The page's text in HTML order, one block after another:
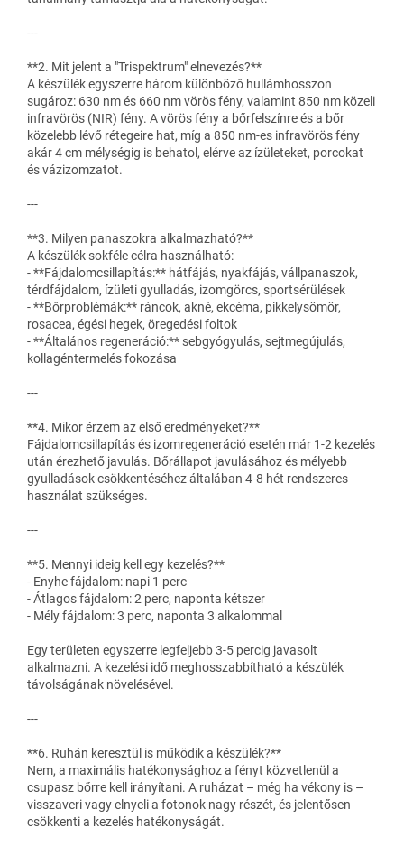
---
**2. Mit jelent a "Trispektrum" elnevezés?**
A készülék egyszerre három különböző hullámhosszon
sugároz: 630 nm és 660 nm vörös fény, valamint 850 nm közeli
infravörös (NIR) fény. A vörös fény a bőrfelszínre és a bőr
közelebb lévő rétegeire hat, míg a 850 nm-es infravörös fény
akár 4 cm mélységig is behatol, elérve az ízületeket, porcokat
és vázizomzatot.
---
**3. Milyen panaszokra alkalmazható?**
A készülék sokféle célra használható:
- **Fájdalomcsillapítás:** hátfájás, nyakfájás, vállpanaszok,
térdfájdalom, ízületi gyulladás, izomgörcs, sportsérülések
- **Bőrproblémák:** ráncok, akné, ekcéma, pikkelysömör,
rosacea, égési hegek, öregedési foltok
- **Általános regeneráció:** sebgyógyulás, sejtmegújulás,
kollagéntermelés fokozása
---
**4. Mikor érzem az első eredményeket?**
Fájdalomcsillapítás és izomregeneráció esetén már 1-2 kezelés
után érezhető javulás. Bőrállapot javulásához és mélyebb
gyulladások csökkentéséhez általában 4-8 hét rendszeres
használat szükséges.
---
**5. Mennyi ideig kell egy kezelés?**
- Enyhe fájdalom: napi 1 perc
- Átlagos fájdalom: 2 perc, naponta kétszer
- Mély fájdalom: 3 perc, naponta 3 alkalommal
Egy területen egyszerre legfeljebb 3-5 percig javasolt
alkalmazni. A kezelési idő meghosszabbítható a készülék
távolságának növelésével.
---
**6. Ruhán keresztül is működik a készülék?**
Nem, a maximális hatékonysághoz a fényt közvetlenül a
csupasz bőrre kell irányítani. A ruházat – még ha vékony is –
visszaveri vagy elnyeli a fotonok nagy részét, és jelentősen
csökkenti a kezelés hatékonyságát.